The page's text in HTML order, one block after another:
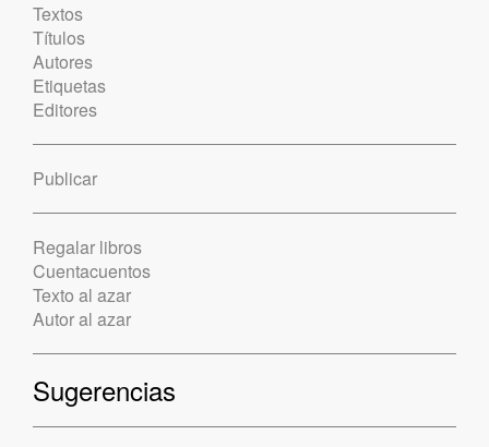
Textos
Títulos
Autores
Etiquetas
Editores
Publicar
Regalar libros
Cuentacuentos
Texto al azar
Autor al azar
Sugerencias